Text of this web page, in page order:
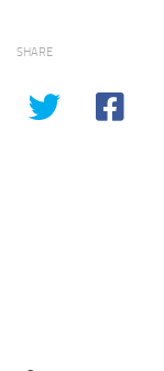
SHARE